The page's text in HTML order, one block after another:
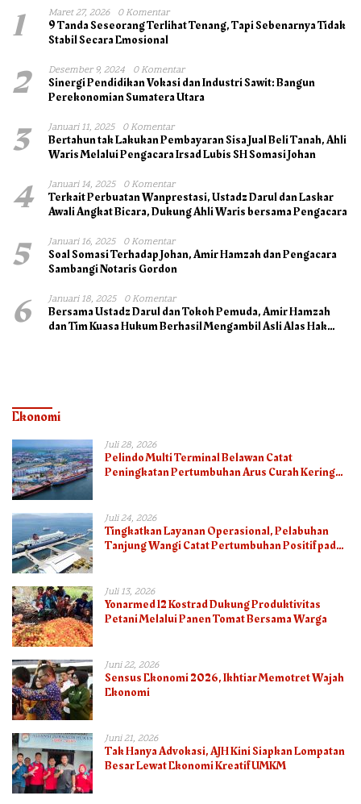
1 Maret 27, 2026 0 Komentar
9 Tanda Seseorang Terlihat Tenang, Tapi Sebenarnya Tidak
Stabil Secara Emosional
2 Desember 9, 2024 0 Komentar
Sinergi Pendidikan Vokasi dan Industri Sawit: Bangun
Perekonomian Sumatera Utara
3 Januari 11, 2025 0 Komentar
Bertahun tak Lakukan Pembayaran Sisa Jual Beli Tanah, Ahli
Waris Melalui Pengacara Irsad Lubis SH Somasi Johan
4 Januari 14, 2025 0 Komentar
Terkait Perbuatan Wanprestasi, Ustadz Darul dan Laskar
Awali Angkat Bicara, Dukung Ahli Waris bersama Pengacara
5 Januari 16, 2025 0 Komentar
Soal Somasi Terhadap Johan, Amir Hamzah dan Pengacara
Sambangi Notaris Gordon
6 Januari 18, 2025 0 Komentar
Bersama Ustadz Darul dan Tokoh Pemuda, Amir Hamzah
dan Tim Kuasa Hukum Berhasil Mengambil Asli Alas Hak
Ekonomi
Juli 28, 2026
Pelindo Multi Terminal Belawan Catat
Peningkatan Pertumbuhan Arus Curah Kering
Juli 24, 2026
Tingkatkan Layanan Operasional, Pelabuhan
Tanjung Wangi Catat Pertumbuhan Positif pada
Juli 13, 2026
Yonarmed 12 Kostrad Dukung Produktivitas
Petani Melalui Panen Tomat Bersama Warga
Juni 22, 2026
Sensus Ekonomi 2026, Ikhtiar Memotret Wajah
Ekonomi
Juni 21, 2026
Tak Hanya Advokasi, AJH Kini Siapkan Lompatan
Besar Lewat Ekonomi Kreatif UMKM